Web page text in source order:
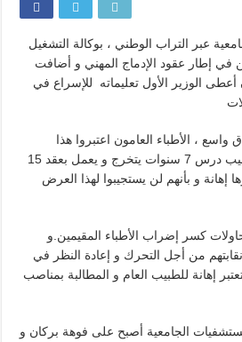
Roche Algérie renforce la coopération africaine.
Cancer du sein en Afrique : le Pr Adoubi
Bridge to Care : Roche Algérie renforce la
عبر التراب الوطني ، بوكالة التشغيل
في إطار عقود الإدماج المهني و أضافت
الوزير الأول تعليماته للإسراع في
، الأطباء العامون اعتبروا هذا
العرض مذلة لهم فكيف لطبيب درس 7 سنوات يتخرج و يعمل بعقد 15
إهانة و بأنهم لن يستجيبوا لهذا العرض
كسر إضراب الأطباء المقيمين.و
من أجل التحرك و إعادة النظر في
إهانة للطبيب العام و المطالبة بمناصب
الجامعية أصبح على فوهة بركان و